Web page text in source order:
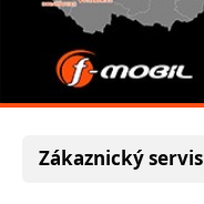
Zákaznický servis